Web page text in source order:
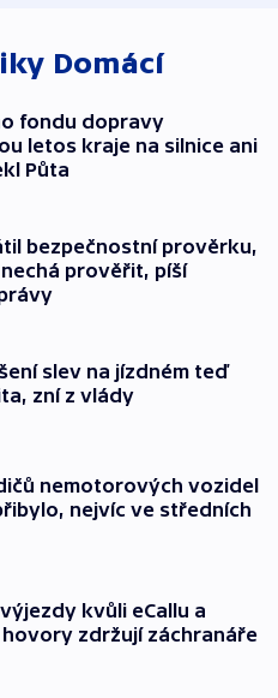
Domácí
fondu dopravy
letos kraje na silnice ani
Půta
bezpečnostní prověrku,
prověřit, píší
slev na jízdném teď
zní z vlády
nemotorových vozidel
nejvíc ve středních
kvůli eCallu a
zdržují záchranáře